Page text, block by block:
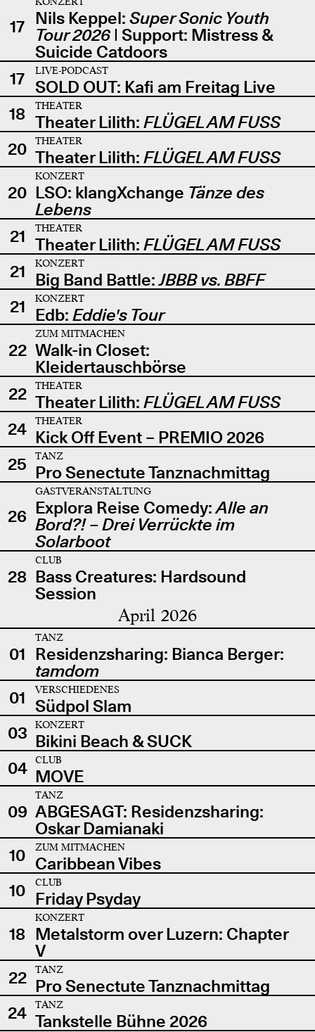
17 Nils Keppel: Super Sonic Youth
Tour 2026| Support: Mistress &
Suicide Catdoors
17
LIVE-PODCAST
SOLD OUT: Kafi am Freitag Live
18
THEATER
Theater Lilith: FLÜGEL AM FUSS
20
THEATER
Theater Lilith: FLÜGEL AM FUSS
20
KONZERT
LSO: klangXchange Tänze des
Lebens
21
THEATER
Theater Lilith: FLÜGEL AM FUSS
21
KONZERT
Big Band Battle:JBBB vs. BBFF
21
KONZERT
Edb: Eddie's Tour
22
ZUM MITMACHEN
Walk-in Closet:
Kleidertauschbörse
22
THEATER
Theater Lilith: FLÜGEL AM FUSS
24
THEATER
Kick Off Event – PREMIO 2026
25
TANZ
Pro Senectute Tanznachmittag
26
GASTVERANSTALTUNG
Explora Reise Comedy:Alle an
Bord?! – Drei Verrückte im
Solarboot
28
CLUB
Bass Creatures: Hardsound
Session
April 2026
01
TANZ
Residenzsharing: Bianca Berger:
tamdom
01
VERSCHIEDENES
Südpol Slam
03
KONZERT
Bikini Beach & SUCK
04
CLUB
MOVE
09
TANZ
ABGESAGT: Residenzsharing:
Oskar Damianaki
10
ZUM MITMACHEN
Caribbean Vibes
10
CLUB
Friday Psyday
18
KONZERT
Metalstorm over Luzern: Chapter
V
22
TANZ
Pro Senectute Tanznachmittag
24
TANZ
Tankstelle Bühne 2026